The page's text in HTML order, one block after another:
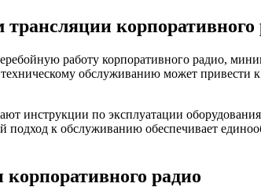
корпоративного
работу корпоративного радио,
обслуживанию может
инструкции по эксплуатации
к обслуживанию обеспечивает
радио